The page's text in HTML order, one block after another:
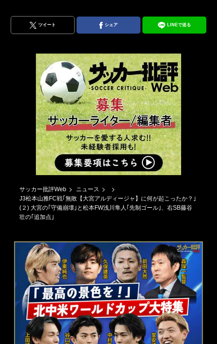
ツイート シェア LINEで送る
サッカー批評Web
ニュース
J3松本山雅FC戦｢無敗【大宮アルディージャ】に何が起こったか？｣
(２) 大宮の｢守備崩壊｣と松本FW浅川隼人｢先制ゴール｣、右SB藤谷
壮の｢追加点｣